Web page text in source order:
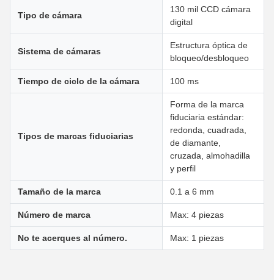
Tipo de cámara
130 mil CCD cámara
digital
Sistema de cámaras
Estructura óptica de
bloqueo/desbloqueo
Tiempo de ciclo de la cámara 100 ms
Tipos de marcas fiduciarias
Forma de la marca
fiduciaria estándar:
redonda, cuadrada,
de diamante,
cruzada, almohadilla
y perfil
Tamaño de la marca 0.1 a 6 mm
Número de marca Max: 4 piezas
No te acerques al número. Max: 1 piezas